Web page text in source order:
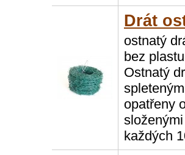
Drát
ostnatý
bez
Ostnatý
opatřeny
každých